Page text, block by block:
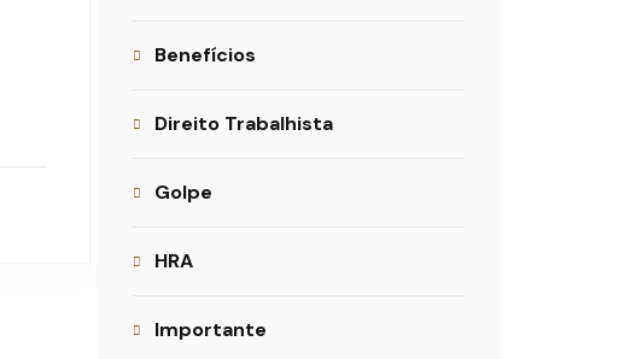
Benefícios
Direito Trabalhista
Golpe
HRA
Importante